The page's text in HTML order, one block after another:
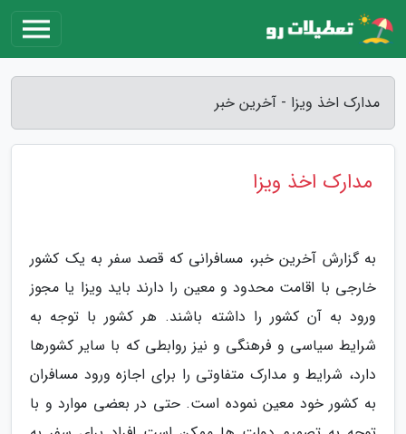
مدارک اخذ ویزا - آخرین خبر
مدارک اخذ ویزا
به گزارش آخرین خبر، مسافرانی که قصد سفر به یک کشور
خارجی با اقامت محدود و معین را دارند باید ویزا یا مجوز
ورود به آن کشور را داشته باشند. هر کشور با توجه به
شرایط سیاسی و فرهنگی و نیز روابطی که با سایر کشورها
دارد، شرایط و مدارک متفاوتی را برای اجازه ورود مسافران
به کشور خود معین نموده است. حتی در بعضی موارد و با